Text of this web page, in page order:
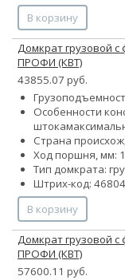
В корзину
Домкрат грузовой
ПРОФИ (КВТ)
43855.07 руб.
Особенности
штока
Страна
Ход поршня, мм:
Тип домкрата:
Штрих-код:
В корзину
Домкрат грузовой
ПРОФИ (КВТ)
57600.11 руб.